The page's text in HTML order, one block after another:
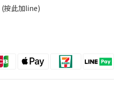
(按此加line)